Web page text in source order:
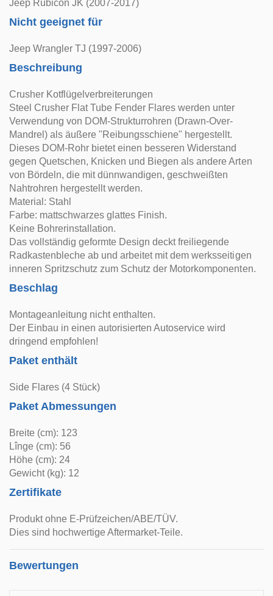
Jeep Rubicon JK (2007-2017)
Nicht geeignet für
Jeep Wrangler TJ (1997-2006)
Beschreibung
Crusher Kotflügelverbreiterungen
Steel Crusher Flat Tube Fender Flares werden unter
Verwendung von DOM-Strukturrohren (Drawn-Over-
Mandrel) als äußere "Reibungsschiene" hergestellt.
Dieses DOM-Rohr bietet einen besseren Widerstand
gegen Quetschen, Knicken und Biegen als andere Arten
von Bördeln, die mit dünnwandigen, geschweißten
Nahtrohren hergestellt werden.
Material: Stahl
Farbe: mattschwarzes glattes Finish.
Keine Bohrerinstallation.
Das vollständig geformte Design deckt freiliegende
Radkastenbleche ab und arbeitet mit dem werksseitigen
inneren Spritzschutz zum Schutz der Motorkomponenten.
Beschlag
Montageanleitung nicht enthalten.
Der Einbau in einen autorisierten Autoservice wird
dringend empfohlen!
Paket enthält
Side Flares (4 Stück)
Paket Abmessungen
Breite (cm): 123
Lînge (cm): 56
Höhe (cm): 24
Gewicht (kg): 12
Zertifikate
Produkt ohne E-Prüfzeichen/ABE/TÜV.
Dies sind hochwertige Aftermarket-Teile.
Bewertungen